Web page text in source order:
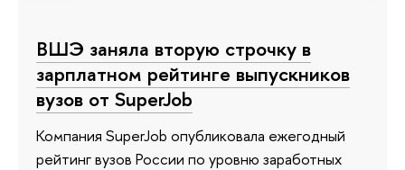
ВШЭ заняла вторую строчку в
зарплатном рейтинге выпускников
вузов от SuperJob
Компания SuperJob опубликовала ежегодный
рейтинг вузов России по уровню заработных